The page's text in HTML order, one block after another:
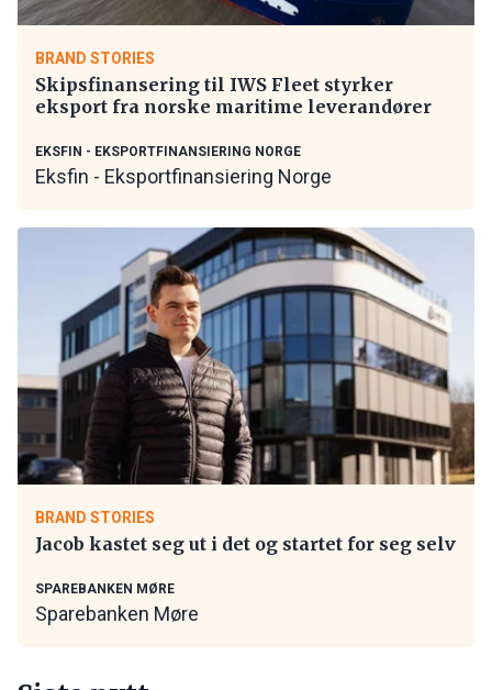
BRAND STORIES
Skipsfinansering til IWS Fleet styrker
eksport fra norske maritime leverandører
EKSFIN - EKSPORTFINANSIERING NORGE
Eksfin - Eksportfinansiering Norge
BRAND STORIES
Jacob kastet seg ut i det og startet for seg selv
SPAREBANKEN MØRE
Sparebanken Møre